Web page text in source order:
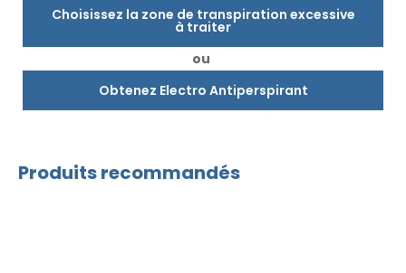
Choisissez la zone de transpiration excessive
à traiter
ou
Obtenez Electro Antiperspirant
Produits recommandés